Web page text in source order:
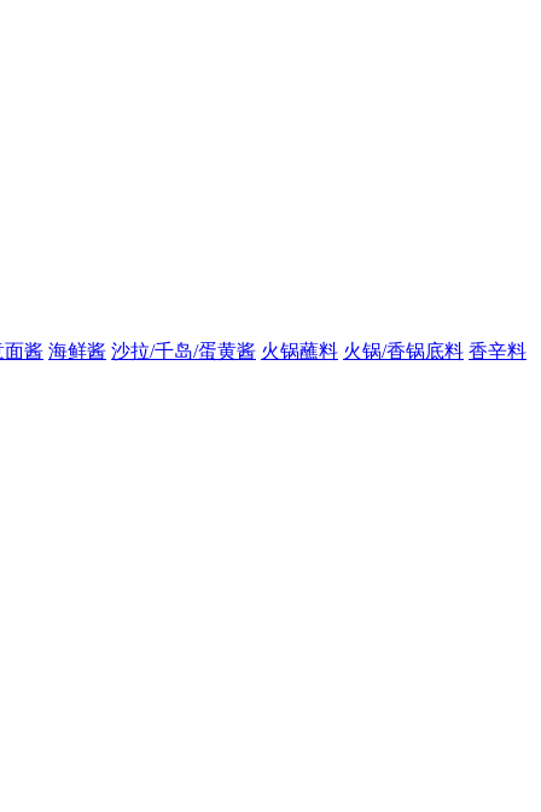
面酱 海鲜酱 沙拉/千岛/蛋黄酱 火锅蘸料 火锅/香锅底料 香辛料